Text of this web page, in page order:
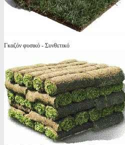
Γκαζόν φυσικό - Συνθετικό